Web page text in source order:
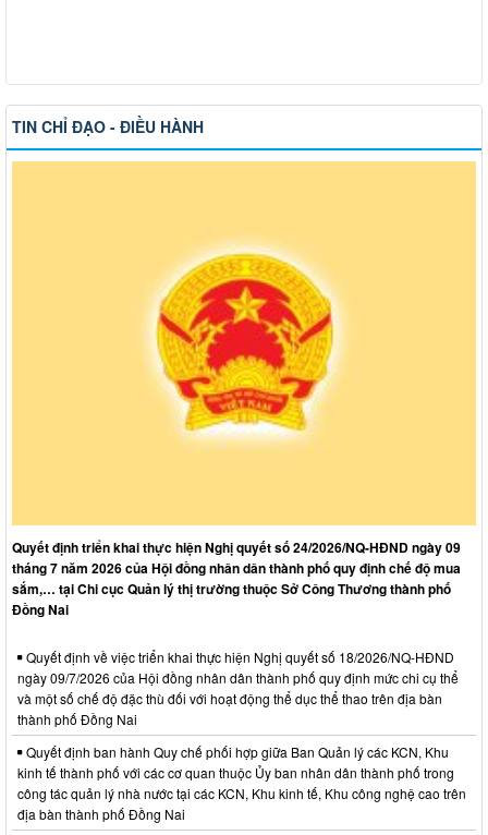
TIN CHỈ ĐẠO - ĐIỀU HÀNH
Quyết định triển khai thực hiện Nghị quyết số 24/2026/NQ-HĐND ngày 09
tháng 7 năm 2026 của Hội đồng nhân dân thành phố quy định chế độ mua
sắm,… tại Chi cục Quản lý thị trường thuộc Sở Công Thương thành phố
Đồng Nai
Quyết định về việc triển khai thực hiện Nghị quyết số 18/2026/NQ-HĐND
ngày 09/7/2026 của Hội đồng nhân dân thành phố quy định mức chi cụ thể
và một số chế độ đặc thù đối với hoạt động thể dục thể thao trên địa bàn
thành phố Đồng Nai
Quyết định ban hành Quy chế phối hợp giữa Ban Quản lý các KCN, Khu
kinh tế thành phố với các cơ quan thuộc Ủy ban nhân dân thành phố trong
công tác quản lý nhà nước tại các KCN, Khu kinh tế, Khu công nghệ cao trên
địa bàn thành phố Đồng Nai